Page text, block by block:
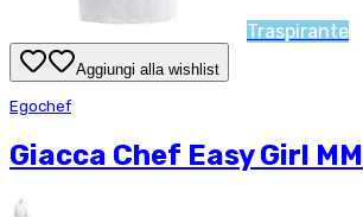
Traspirante
Aggiungi alla wishlist
Egochef
Giacca Chef Easy Girl MM